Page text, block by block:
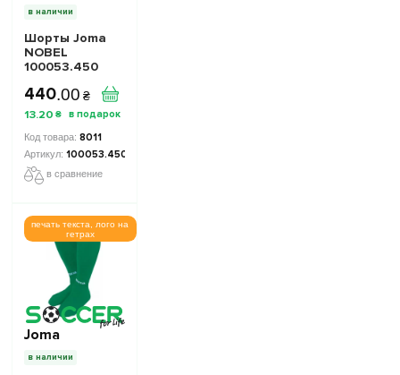
в наличии
Шорты Joma
NOBEL
100053.450
440.00 ₴
13.20 ₴
8011
100053.450
в сравнение
печать текста, лого на
гетрах
Joma
в наличии